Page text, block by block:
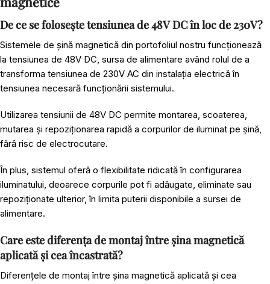
De ce se folosește tensiunea de 48V DC în loc de 230V?
Sistemele de șină magnetică din portofoliul nostru funcționează
la tensiunea de 48V DC, sursa de alimentare având rolul de a
transforma tensiunea de 230V AC din instalația electrică în
tensiunea necesară funcționării sistemului.
Utilizarea tensiunii de 48V DC permite montarea, scoaterea,
mutarea și repoziționarea rapidă a corpurilor de iluminat pe șină,
fără risc de electrocutare.
În plus, sistemul oferă o flexibilitate ridicată în configurarea
iluminatului, deoarece corpurile pot fi adăugate, eliminate sau
repoziționate ulterior, în limita puterii disponibile a sursei de
alimentare.
Care este diferența de montaj între șina magnetică
aplicată și cea încastrată?
Diferențele de montaj între șina magnetică aplicată și cea